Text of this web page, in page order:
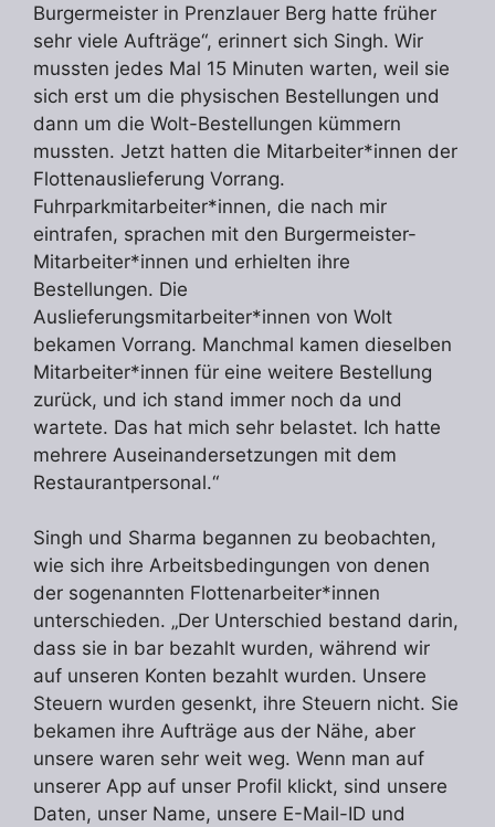
Burgermeister in Prenzlauer Berg hatte früher
sehr viele Aufträge“, erinnert sich Singh. Wir
mussten jedes Mal 15 Minuten warten, weil sie
sich erst um die physischen Bestellungen und
dann um die Wolt-Bestellungen kümmern
mussten. Jetzt hatten die Mitarbeiter*innen der
Flottenauslieferung Vorrang.
Fuhrparkmitarbeiter*innen, die nach mir
eintrafen, sprachen mit den Burgermeister-
Mitarbeiter*innen und erhielten ihre
Bestellungen. Die
Auslieferungsmitarbeiter*innen von Wolt
bekamen Vorrang. Manchmal kamen dieselben
Mitarbeiter*innen für eine weitere Bestellung
zurück, und ich stand immer noch da und
wartete. Das hat mich sehr belastet. Ich hatte
mehrere Auseinandersetzungen mit dem
Restaurantpersonal.“
Singh und Sharma begannen zu beobachten,
wie sich ihre Arbeitsbedingungen von denen
der sogenannten Flottenarbeiter*innen
unterschieden. „Der Unterschied bestand darin,
dass sie in bar bezahlt wurden, während wir
auf unseren Konten bezahlt wurden. Unsere
Steuern wurden gesenkt, ihre Steuern nicht. Sie
bekamen ihre Aufträge aus der Nähe, aber
unsere waren sehr weit weg. Wenn man auf
unserer App auf unser Profil klickt, sind unsere
Daten, unser Name, unsere E-Mail-ID und